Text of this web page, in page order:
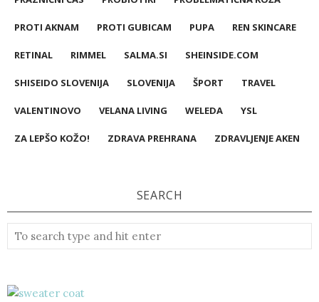
PROTI AKNAM PROTI GUBICAM PUPA REN SKINCARE
RETINAL RIMMEL SALMA.SI SHEINSIDE.COM
SHISEIDO SLOVENIJA SLOVENIJA ŠPORT TRAVEL
VALENTINOVO VELANA LIVING WELEDA YSL
ZA LEPŠO KOŽO! ZDRAVA PREHRANA ZDRAVLJENJE AKEN
SEARCH